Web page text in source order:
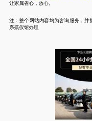
让家属省心，放心。
注：整个网站内容均为咨询服务，并
系殡仪馆办理